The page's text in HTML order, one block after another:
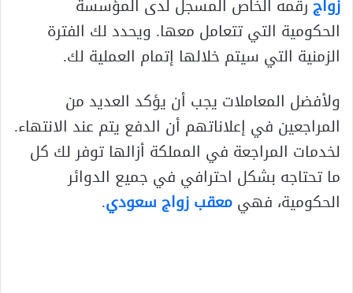
زواجرقمه الخاص المسجل لدى المؤسسة
الحكومية التي تتعامل معها. ويحدد لك الفترة
الزمنية التي سيتم خلالها إتمام العملية لك.
ولأفضل المعاملات يجب أن يؤكد العديد من
المراجعين في إعلاناتهم أن الدفع يتم عند الانتهاء.
لخدمات المراجعة في المملكة أزالها توفر لك كل
ما تحتاجه بشكل احترافي في جميع الدوائر
الحكومية، فهيمعقب زواج سعودي.